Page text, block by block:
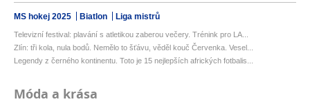
MS hokej 2025 Biatlon Liga mistrů
Televizní festival: plavání s atletikou zaberou večery. Trénink pro LA...
Zlín: tři kola, nula bodů. Nemělo to šťávu, věděl kouč Červenka. Vesel...
Legendy z černého kontinentu. Toto je 15 nejlepších afrických fotbalis...
Móda a krása